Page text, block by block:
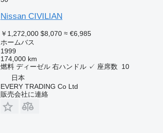
Nissan CIVILIAN
￥1,272,000 $8,070 ≈ €6,985
ホームバス
1999
174,000 km
燃料 ディーゼル 右ハンドル ✓ 座席数
10
日本
EVERY TRADING Co Ltd
販売会社に連絡